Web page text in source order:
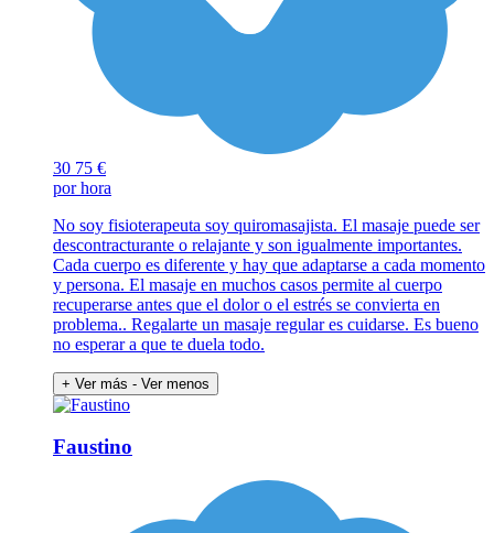
30 75 €
por hora
No soy fisioterapeuta soy quiromasajista. El masaje puede ser
descontracturante o relajante y son igualmente importantes.
Cada cuerpo es diferente y hay que adaptarse a cada momento
y persona. El masaje en muchos casos permite al cuerpo
recuperarse antes que el dolor o el estrés se convierta en
problema.. Regalarte un masaje regular es cuidarse. Es bueno
no esperar a que te duela todo.
+ Ver más - Ver menos
Faustino